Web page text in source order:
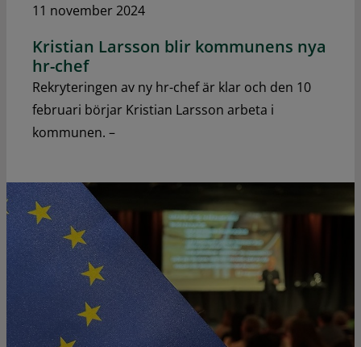
11 november 2024
Kristian Larsson blir kommunens nya
hr-chef
Rekryteringen av ny hr-chef är klar och den 10
februari börjar Kristian Larsson arbeta i
kommunen. –